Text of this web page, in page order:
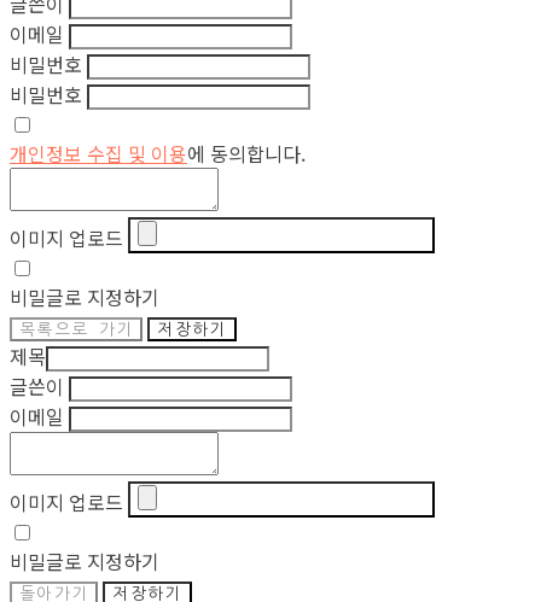
이메일
비밀번호
비밀번호
개인정보 수집 및 이용에 동의합니다.
이미지 업로드
비밀글로 지정하기
목록으로 가기 저장하기
제목
글쓴이
이메일
이미지 업로드
비밀글로 지정하기
돌아가기 저장하기